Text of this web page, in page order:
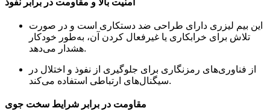
امنیت بالا و مقاومت در برابر نفوذ
این بیم لیزری دارای طراحی ضد دستکاری است و در صورت
تلاش برای خرابکاری یا غیرفعال کردن آن، به‌طور خودکار
هشدار می‌دهد.
از فناوری‌های رمزنگاری برای جلوگیری از نفوذ و اختلال در
سیگنال‌های ارتباطی استفاده می‌کند.
مقاومت در برابر شرایط سخت جوی